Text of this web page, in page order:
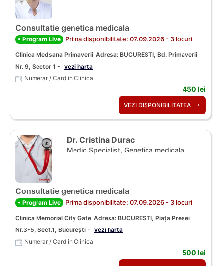
Consultatie genetica medicala
• Program Live Prima disponibilitate: 07.09.2026 - 3 locuri
Clinica Medsana Primaverii Adresa: BUCURESTI, Bd. Primaverii
Nr. 9, Sector 1 - vezi harta
Numerar / Card in Clinica
450 lei
VEZI DISPONIBILITATEA
Dr. Cristina Durac
Medic Specialist, Genetica medicala
Consultatie genetica medicala
• Program Live Prima disponibilitate: 07.09.2026 - 3 locuri
Clinica Memorial City Gate Adresa: BUCURESTI, Piața Presei
Nr.3-5, Sect.1, București - vezi harta
Numerar / Card in Clinica
500 lei